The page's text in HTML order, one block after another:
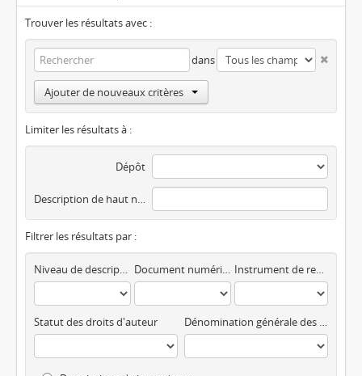
Trouver les résultats avec :
dans
Ajouter de nouveaux critères
Limiter les résultats à :
Dépôt
Description de haut niveau
Filtrer les résultats par :
Niveau de description Document numérique disponible Instrument de recherche
Statut des droits d'auteur Dénomination générale des documents